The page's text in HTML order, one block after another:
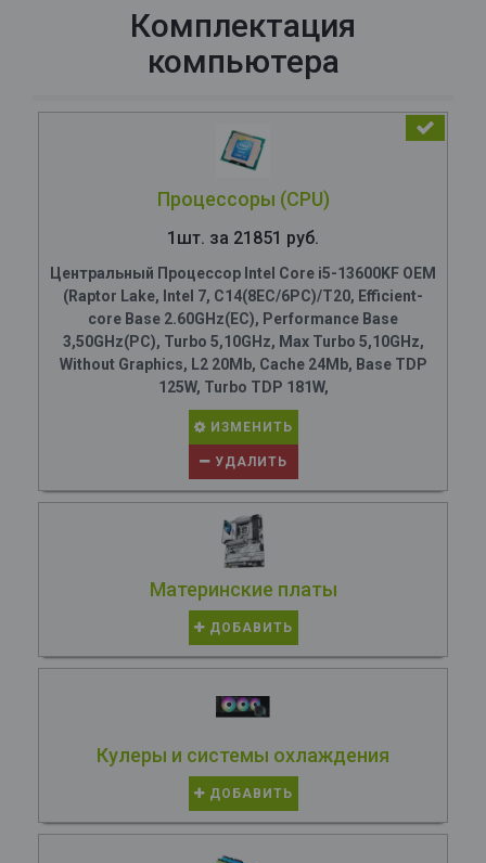
Комплектация
компьютера
Процессоры (CPU)
1шт. за 21851 руб.
Центральный Процессор Intel Core i5-13600KF OEM
(Raptor Lake, Intel 7, C14(8EC/6PC)/T20, Efficient-
core Base 2.60GHz(EC), Performance Base
3,50GHz(PC), Turbo 5,10GHz, Max Turbo 5,10GHz,
Without Graphics, L2 20Mb, Cache 24Mb, Base TDP
125W, Turbo TDP 181W,
ИЗМЕНИТЬ
УДАЛИТЬ
Материнские платы
ДОБАВИТЬ
Кулеры и системы охлаждения
ДОБАВИТЬ